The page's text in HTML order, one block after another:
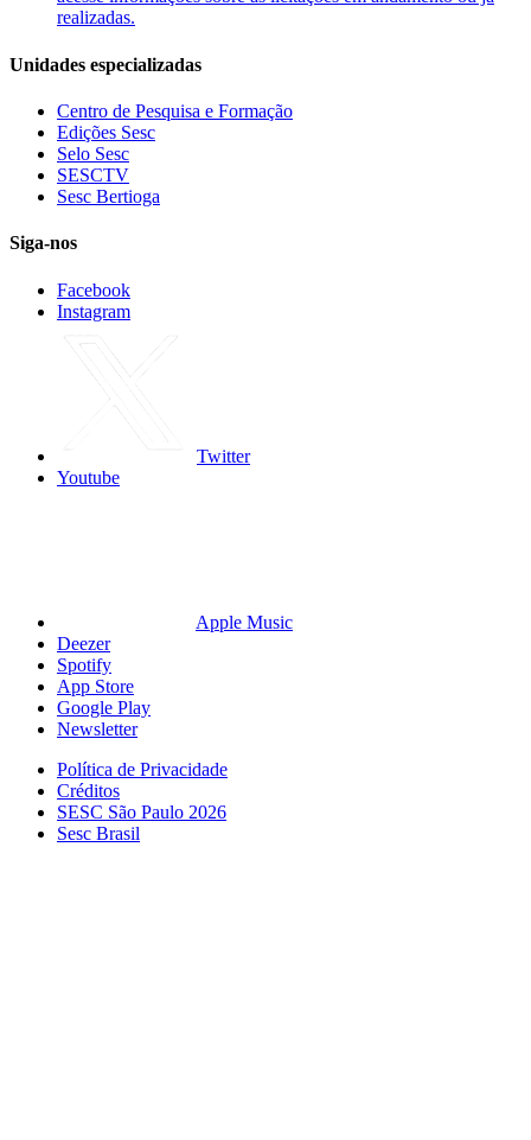
realizadas.
Unidades especializadas
Centro de Pesquisa e Formação
Edições Sesc
Selo Sesc
SESCTV
Sesc Bertioga
Siga-nos
Facebook
Instagram
Twitter
Youtube
Apple Music
Deezer
Spotify
App Store
Google Play
Newsletter
Política de Privacidade
Créditos
SESC São Paulo 2026
Sesc Brasil